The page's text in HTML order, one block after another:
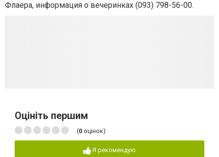
Флаера, информация о вечеринках (093) 798-56-00.
Оцініть першим
(0 оцінок)
Я рекомендую